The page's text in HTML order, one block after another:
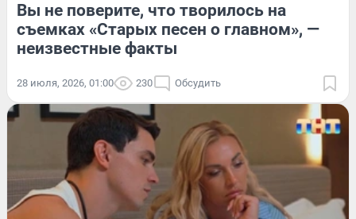
Вы не поверите, что творилось на
съемках «Старых песен о главном», —
неизвестные факты
28 июля, 2026, 01:00 230 Обсудить